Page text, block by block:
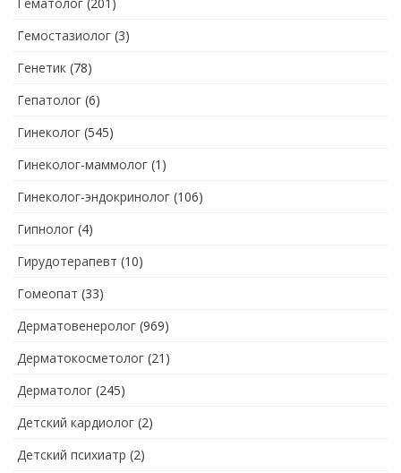
Гемостазиолог (3)
Генетик (78)
Гепатолог (6)
Гинеколог (545)
Гинеколог-маммолог (1)
Гинеколог-эндокринолог (106)
Гипнолог (4)
Гирудотерапевт (10)
Гомеопат (33)
Дерматовенеролог (969)
Дерматокосметолог (21)
Дерматолог (245)
Детский кардиолог (2)
Детский психиатр (2)